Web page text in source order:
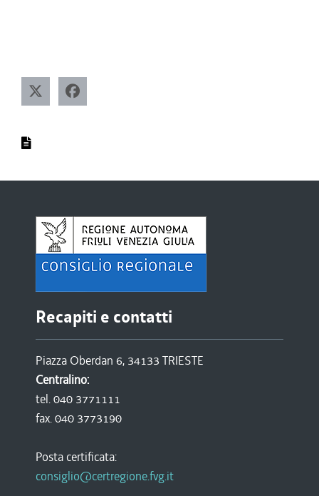
Recapiti e contatti
Piazza Oberdan 6, 34133 TRIESTE
Centralino:
tel. 040 3771111
fax. 040 3773190
Posta certificata:
consiglio@certregione.fvg.it